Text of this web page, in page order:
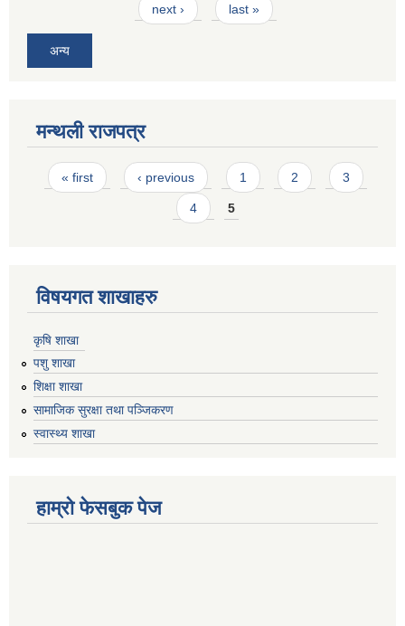
next › last »
अन्य
मन्थली राजपत्र
Pages
« first ‹ previous 1 2 3
4 5
विषयगत शाखाहरु
कृषि शाखा
पशु शाखा
शिक्षा शाखा
सामाजिक सुरक्षा तथा पञ्जिकरण
स्वास्थ्य शाखा
हाम्रो फेसबुक पेज